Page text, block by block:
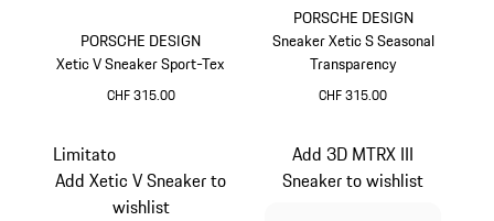
PORSCHE DESIGN
Xetic V Sneaker Sport-Tex
CHF 315.00
PORSCHE DESIGN
Sneaker Xetic S Seasonal
Transparency
CHF 315.00
Limitato
Add Xetic V Sneaker to
wishlist
Add 3D MTRX III
Sneaker to wishlist